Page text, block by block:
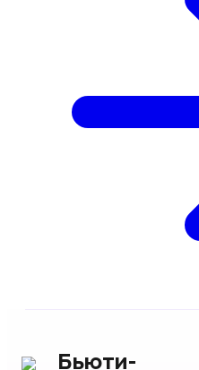
Бьюти-